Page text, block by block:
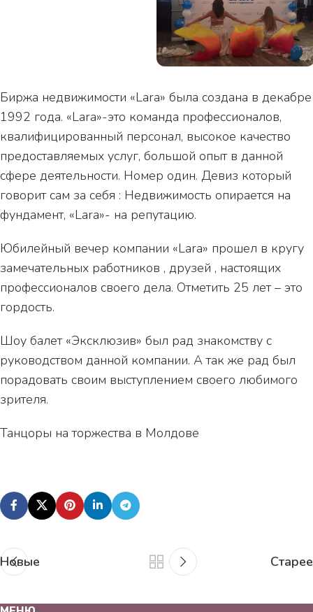
Биржа недвижимости «Lara» была создана в декабре
1992 года. «Lara»-это команда профессионалов,
квалифицированный персонал, высокое качество
предоставляемых услуг, большой опыт в данной
сфере деятельности. Номер один. Девиз который
говорит сам за себя : Недвижимость опирается на
фундамент, «Lara»- на репутацию.
Юбилейный вечер компании «Lara» прошел в кругу
замечательных работников , друзей , настоящих
профессионалов своего дела. Отметить 25 лет – это
гордость.
Шоу балет «Эксклюзив» был рад знакомству с
руководством данной компании. А так же рад был
порадовать своим выступлением своего любимого
зрителя.
Танцоры на торжества в Молдове
Новые Старее